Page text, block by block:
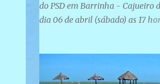
do PSD em Barrinha - Cajueiro
dia 06 de abril (sábado) as 17
localizada na Rua São José, 98